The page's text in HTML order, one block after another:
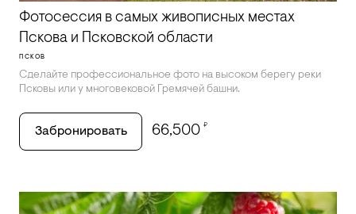
Фотосессия в самых живописных местах
Пскова и Псковской области
ПСКОВ
Сделайте профессиональное фото на высоком берегу реки
Псковы или у многовековой Гремячей башни.
Забронировать 66,500 ₽